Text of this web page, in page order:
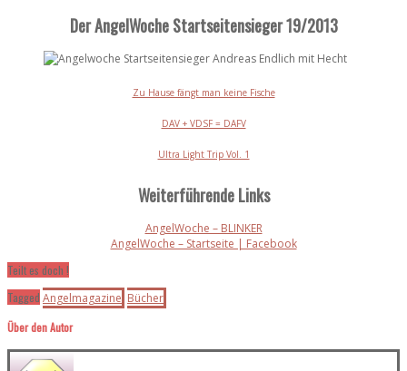
Der AngelWoche Startseitensieger 19/2013
Zu Hause fängt man keine Fische
DAV + VDSF = DAFV
Ultra Light Trip Vol. 1
Weiterführende Links
AngelWoche – BLINKER
AngelWoche – Startseite | Facebook
Teilt es doch !
Tagged Angelmagazine Bücher
Über den Autor